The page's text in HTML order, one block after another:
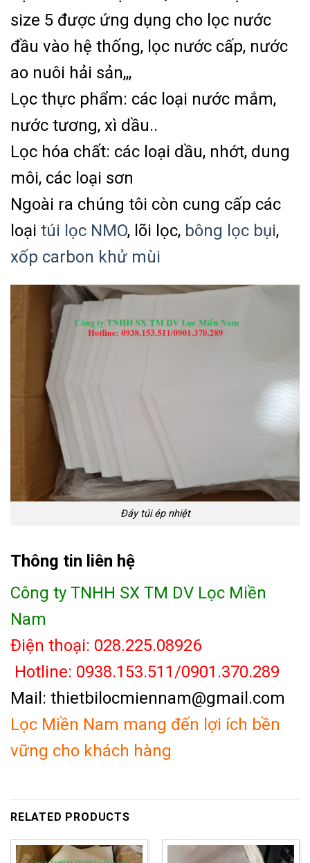
size 5 được ứng dụng cho lọc nước
đầu vào hệ thống, lọc nước cấp, nước
ao nuôi hải sản,,,
Lọc thực phẩm: các loại nước mắm,
nước tương, xì dầu..
Lọc hóa chất: các loại dầu, nhớt, dung
môi, các loại sơn
Ngoài ra chúng tôi còn cung cấp các
loại túi lọc NMO, lõi lọc, bông lọc bụi,
xốp carbon khử mùi
Đáy túi ép nhiệt
Thông tin liên hệ
Công ty TNHH SX TM DV Lọc Miền
Nam
Điện thoại: 028.225.08926
Hotline: 0938.153.511/0901.370.289
Mail: thietbilocmiennam@gmail.com
Lọc Miền Nam mang đến lợi ích bền
vững cho khách hàng
RELATED PRODUCTS